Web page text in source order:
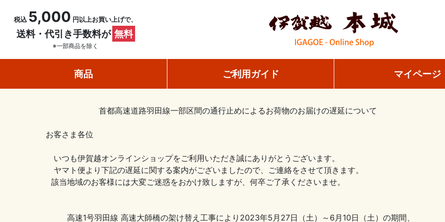
税込 5,000 円以上お買い上げで、
送料・代引き手数料が 無料
※一部商品を除く
商品 ご利用ガイド マイページ
首都高速道路羽田線一部区間の通行止めによるお荷物のお届けの遅延について
お客さま各位
いつも伊賀越オンラインショップをご利用いただき誠にありがとうございます。
ヤマト便より下記の遅延に関する案内がございましたので、ご連絡をさせて頂きます。
該当地域のお客様には大変ご迷惑をおかけ致しますが、何卒ご了承くださいませ。
高速1号羽田線 高速大師橋の架け替え工事により2023年5月27日（土）～6月10日（土）の期間、